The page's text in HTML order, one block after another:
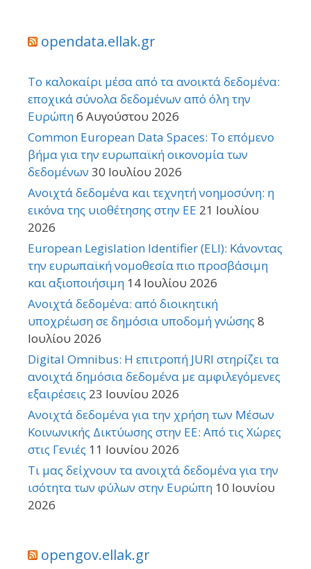
opendata.ellak.gr
Το καλοκαίρι μέσα από τα ανοικτά δεδομένα:
εποχικά σύνολα δεδομένων από όλη την
Ευρώπη6 Αυγούστου 2026
Common European Data Spaces: Το επόμενο
βήμα για την ευρωπαϊκή οικονομία των
δεδομένων 30 Ιουλίου 2026
Ανοιχτά δεδομένα και τεχνητή νοημοσύνη: η
εικόνα της υιοθέτησης στην ΕΕ 21 Ιουλίου
2026
European Legislation Identifier (ELI): Κάνοντας
την ευρωπαϊκή νομοθεσία πιο προσβάσιμη
και αξιοποιήσιμη 14 Ιουλίου 2026
Ανοιχτά δεδομένα: από διοικητική
υποχρέωση σε δημόσια υποδομή γνώσης 8
Ιουλίου 2026
Digital Omnibus: Η επιτροπή JURI στηρίζει τα
ανοιχτά δημόσια δεδομένα με αμφιλεγόμενες
εξαιρέσεις 23 Ιουνίου 2026
Ανοιχτά δεδομένα για την χρήση των Μέσων
Κοινωνικής Δικτύωσης στην ΕΕ: Από τις Χώρες
στις Γενιές 11 Ιουνίου 2026
Τι μας δείχνουν τα ανοιχτά δεδομένα για την
ισότητα των φύλων στην Ευρώπη 10 Ιουνίου
2026
opengov.ellak.gr